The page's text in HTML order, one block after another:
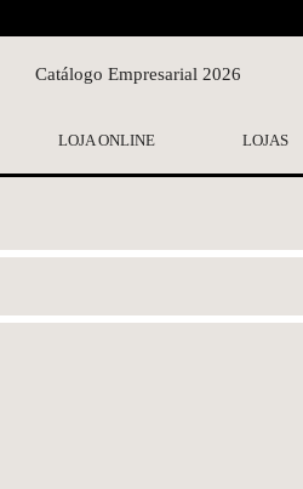
Catálogo Empresarial 2026
LOJA ONLINE LOJAS